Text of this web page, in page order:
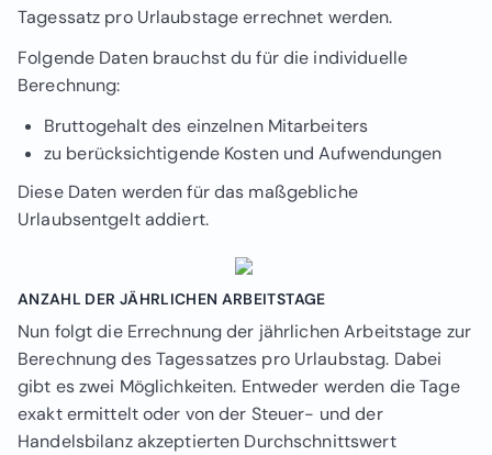
Tagessatz pro Urlaubstage errechnet werden.
Folgende Daten brauchst du für die individuelle
Berechnung:
Bruttogehalt des einzelnen Mitarbeiters
zu berücksichtigende Kosten und Aufwendungen
Diese Daten werden für das maßgebliche
Urlaubsentgelt addiert.
ANZAHL DER JÄHRLICHEN ARBEITSTAGE
Nun folgt die Errechnung der jährlichen Arbeitstage zur
Berechnung des Tagessatzes pro Urlaubstag. Dabei
gibt es zwei Möglichkeiten. Entweder werden die Tage
exakt ermittelt oder von der Steuer- und der
Handelsbilanz akzeptierten Durchschnittswert